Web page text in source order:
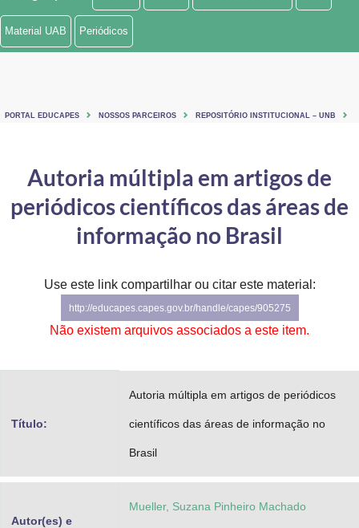
Ministério de Minas e Energia
Controladoria-Geral da União
Ministério da Mulher, da Família e dos Direitos Humanos
Secretaria de Governo
Gabinete de Segurança Institucional
Material UAB Periódicos
PORTAL EDUCAPES NOSSOS PARCEIROS REPOSITÓRIO INSTITUCIONAL – UNB
Autoria múltipla em artigos de
periódicos científicos das áreas de
informação no Brasil
Use este link compartilhar ou citar este material:
http://educapes.capes.gov.br/handle/capes/905275
Não existem arquivos associados a este item.
Título:
Autoria múltipla em artigos de periódicos
científicos das áreas de informação no
Brasil
Autor(es) e
Mueller, Suzana Pinheiro Machado